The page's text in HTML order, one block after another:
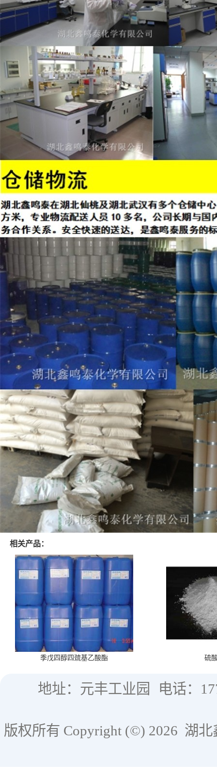
相关产品：
季戊四醇四巯基乙酸酯 硫
地址：元丰工业园 电话：
版权所有 Copyright (©) 2026 湖北